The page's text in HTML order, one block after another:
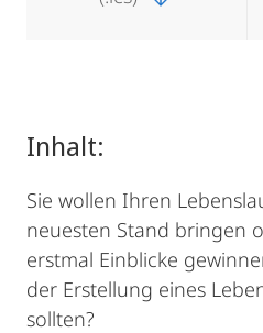
Inhalt:
Sie wollen Ihren
neuesten Stand bringen
erstmal Einblicke
der Erstellung eines
sollten?